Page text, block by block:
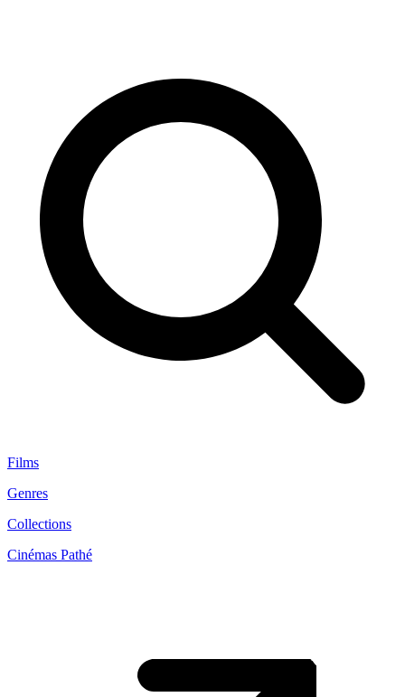
Films
Genres
Collections
Cinémas Pathé